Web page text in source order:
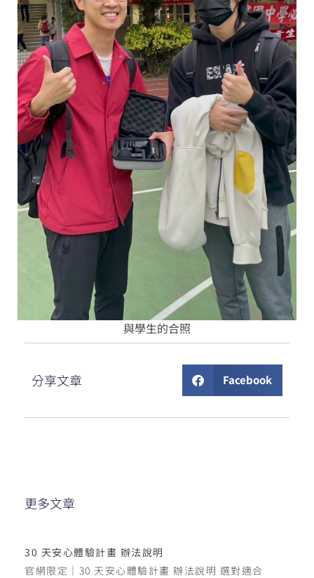
與學生的合照
分享文章 Facebook
更多文章
30 天安心體驗計畫 辦法說明
官網限定｜30 天安心體驗計畫 辦法說明 選對適合